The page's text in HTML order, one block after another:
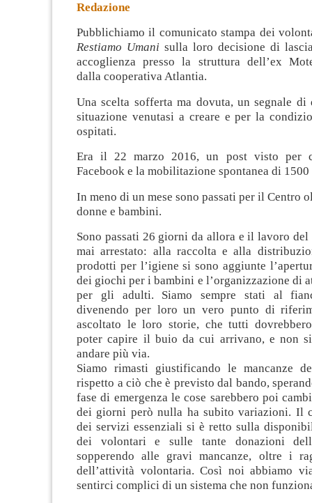
Redazione
Pubblichiamo il comunicato stampa dei
Restiamo Umani sulla loro decisione di
accoglienza presso la struttura dell’ex
dalla cooperativa Atlantia.
Una scelta sofferta ma dovuta, un segnale di
situazione venutasi a creare e per la
ospitati.
Era il 22 marzo 2016, un post visto per
Facebook e la mobilitazione spontanea di 1500
In meno di un mese sono passati per il Centro
donne e bambini.
Sono passati 26 giorni da allora e il lavoro
mai arrestato: alla raccolta e alla
prodotti per l’igiene si sono aggiunte
dei giochi per i bambini e l’organizzazione di
per gli adulti. Siamo sempre stati al
divenendo per loro un vero punto di
ascoltato le loro storie, che tutti
poter capire il buio da cui arrivano, e non
andare più via.
Siamo rimasti giustificando le mancanze
rispetto a ciò che è previsto dal bando,
fase di emergenza le cose sarebbero poi
dei giorni però nulla ha subito variazioni. Il
dei servizi essenziali si è retto sulla
dei volontari e sulle tante donazioni
sopperendo alle gravi mancanze, oltre i
dell’attività volontaria. Così noi abbiamo
sentirci complici di un sistema che non